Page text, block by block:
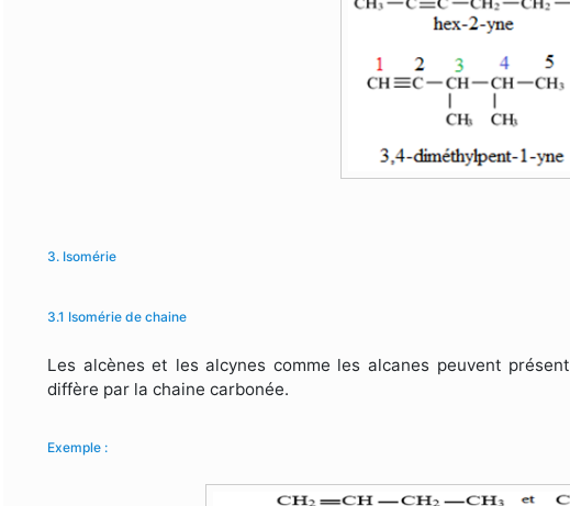
3. Isomérie
3.1 Isomérie de chaine
Les alcènes et les alcynes comme les alcanes peuvent
diffère par la chaine carbonée.
Exemple :